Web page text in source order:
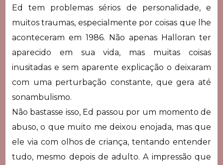
Ed tem problemas sérios de personalidade, e
muitos traumas, especialmente por coisas que lhe
aconteceram em 1986. Não apenas Halloran ter
aparecido em sua vida, mas muitas coisas
inusitadas e sem aparente explicação o deixaram
com uma perturbação constante, que gera até
sonambulismo.
Não bastasse isso, Ed passou por um momento de
abuso, o que muito me deixou enojada, mas que
ele via com olhos de criança, tentando entender
tudo, mesmo depois de adulto. A impressão que